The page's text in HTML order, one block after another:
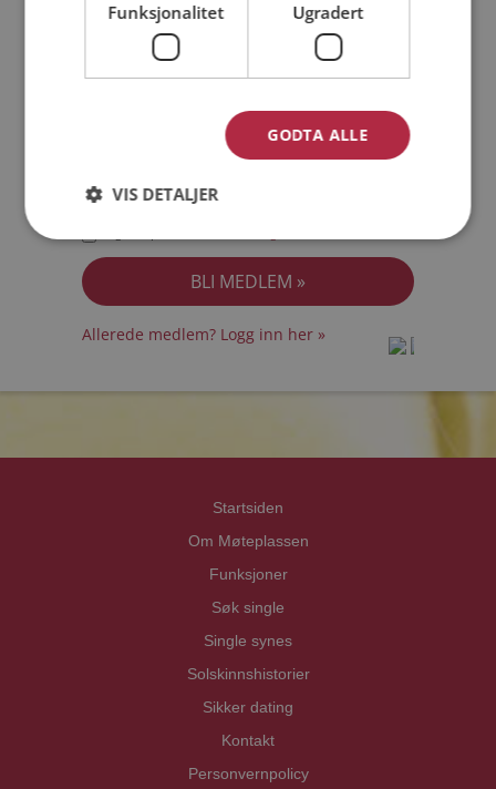
Jeg akseptererMedlemsvilkårene
Allerede medlem? Logg inn her »
Startsiden
Om Møteplassen
Funksjoner
Søk single
Single synes
Solskinnshistorier
Sikker dating
Kontakt
Personvernpolicy
Funksjonalitet Ugradert
GODTA ALLE
VIS DETALJER